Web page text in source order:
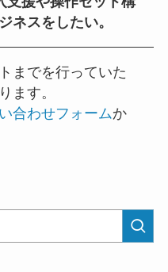
ネスをしたい。
までを行っていた
ます。
合わせフォームか